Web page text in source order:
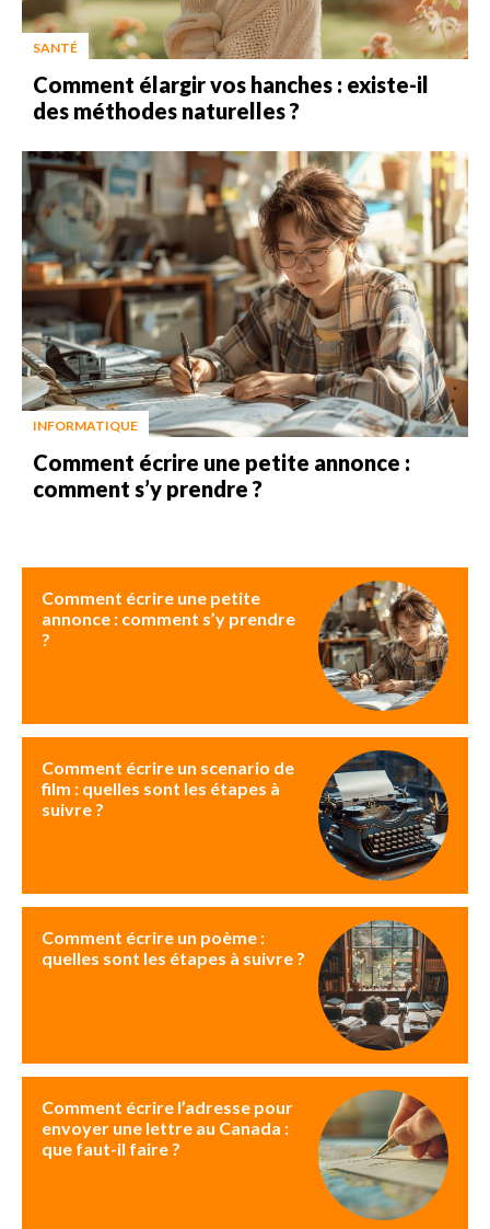
SANTÉ
Comment élargir vos hanches : existe-il
des méthodes naturelles ?
INFORMATIQUE
Comment écrire une petite annonce :
comment s’y prendre ?
Comment écrire une petite
annonce : comment s’y prendre
?
Comment écrire un scenario de
film : quelles sont les étapes à
suivre ?
Comment écrire un poème :
quelles sont les étapes à suivre ?
Comment écrire l’adresse pour
envoyer une lettre au Canada :
que faut-il faire ?